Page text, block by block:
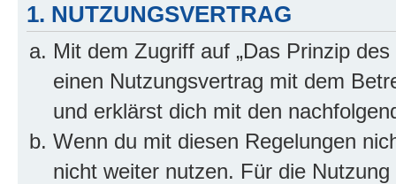
1. NUTZUNGSVERTRAG
Mit dem Zugriff auf „Das Prinzip
einen Nutzungsvertrag mit dem
und erklärst dich mit den
Wenn du mit diesen Regelungen
nicht weiter nutzen. Für die